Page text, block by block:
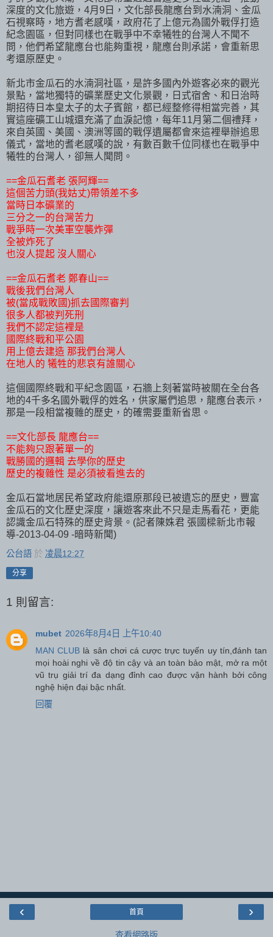
深度的文化旅遊，4月9日，文化部長龍應台到水湳洞、金瓜
石視察時，地方耆老感嘆，政府花了上億元為國外戰俘打造
紀念園區，但對同樣也在戰爭中不幸犧牲的台灣人不聞不
問，他們希望龍應台也能夠重視，龍應台則承諾，會重新思
考還原歷史。
新北市金瓜石的水湳洞社區，是許多國內外遊客必來的觀光
景點，當地獨特的礦業歷史文化景觀，日式宿舍、和日治時
期招待日本皇太子的太子賓館，都已經整修得相當完善，其
實這座礦工山城還充滿了血淚記憶，每年11月第二個禮拜，
來自英國、美國、澳洲等國的戰俘遺屬都會來這裡舉辦追思
儀式，當地的耆老感嘆的說，有數百數千位同樣也在戰爭中
犧牲的台灣人，卻無人聞問。
==金瓜石耆老 張阿輝==
這個苦力頭(我姑丈)帶領差不多
當時日本礦業的
三分之一的台灣苦力
戰爭時一次美軍空襲炸彈
全被炸死了
也沒人提起 沒人關心
==金瓜石耆老 鄭春山==
戰後我們台灣人
被(當成戰敗國)抓去國際審判
很多人都被判死刑
我們不認定這裡是
國際終戰和平公園
用上億去建造 那我們台灣人
在地人的 犧牲的悲哀有誰關心
這個國際終戰和平紀念園區，石牆上刻著當時被關在全台各
地的4千多名國外戰俘的姓名，供家屬們追思，龍應台表示，
那是一段相當複雜的歷史，的確需要重新省思。
==文化部長 龍應台==
不能夠只跟著單一的
戰勝國的邏輯 去學你的歷史
歷史的複雜性 是必須被看進去的
金瓜石當地居民希望政府能還原那段已被遺忘的歷史，豐富
金瓜石的文化歷史深度，讓遊客來此不只是走馬看花，更能
認識金瓜石特殊的歷史背景。(記者陳姝君 張國樑新北市報
導-2013-04-09 -暗時新聞)
公台語 於 凌晨12:27
分享
1 則留言:
mubet 2026年8月4日 上午10:40
MAN CLUB là sân chơi cá cược trực tuyến uy tín,đánh tan
mọi hoài nghi về độ tin cậy và an toàn bảo mật, mở ra một
vũ trụ giải trí đa dạng đỉnh cao được vận hành bởi công
nghệ hiện đại bậc nhất.
回覆
‹ ›
首頁
查看網路版